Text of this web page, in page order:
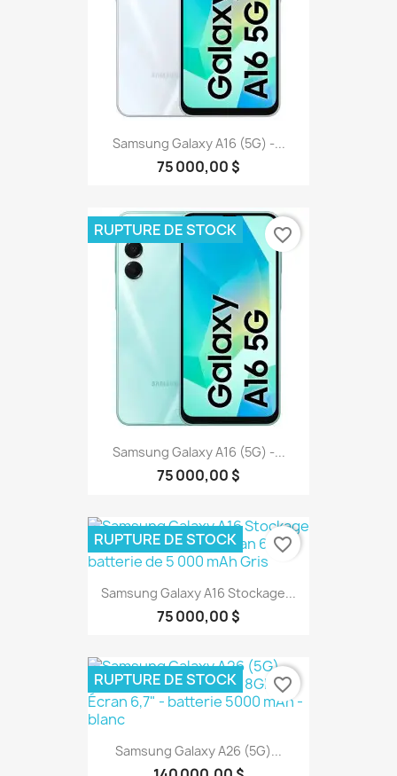
Samsung Galaxy A16 (5G) -...
75 000,00 $
Samsung Galaxy A16 (5G) -...
75 000,00 $
RUPTURE DE STOCK favorite_border
Samsung Galaxy A16 Stockage...
75 000,00 $
RUPTURE DE STOCK favorite_border
Samsung Galaxy A26 (5G)...
RUPTURE DE STOCK favorite_border